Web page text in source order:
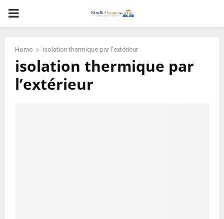
PRIMARY
Home isolation thermique par l’extérieur
isolation thermique par
l’extérieur